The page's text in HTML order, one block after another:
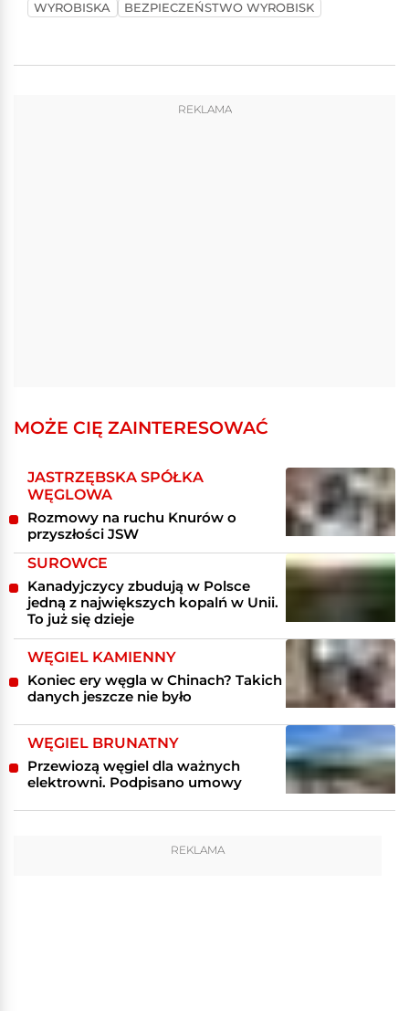
WYROBISKA
BEZPIECZEŃSTWO WYROBISK
REKLAMA
MOŻE CIĘ ZAINTERESOWAĆ
JASTRZĘBSKA SPÓŁKA
WĘGLOWA
Rozmowy na ruchu Knurów o
przyszłości JSW
SUROWCE
Kanadyjczycy zbudują w Polsce
jedną z największych kopalń w Unii.
To już się dzieje
WĘGIEL KAMIENNY
Koniec ery węgla w Chinach? Takich
danych jeszcze nie było
WĘGIEL BRUNATNY
Przewiozą węgiel dla ważnych
elektrowni. Podpisano umowy
REKLAMA